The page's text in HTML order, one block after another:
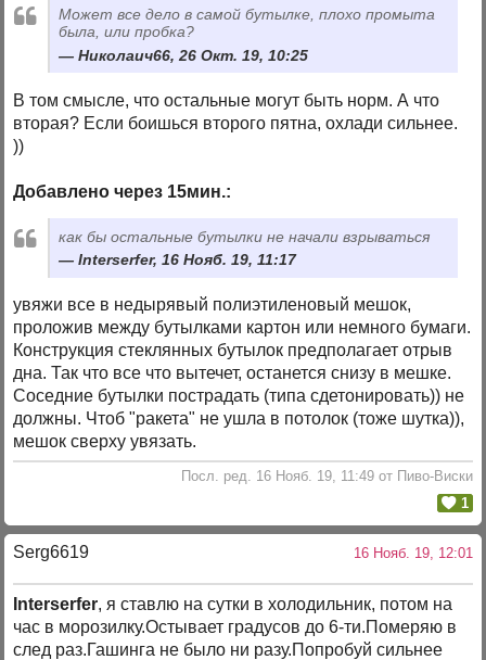
Может все дело в самой бутылке, плохо промыта
была, или пробка?
Николаич66, 26 Окт. 19, 10:25
В том смысле, что остальные могут быть норм. А что
вторая? Если боишься второго пятна, охлади сильнее.
))
Добавлено через 15мин.:
как бы остальные бутылки не начали взрываться
Interserfer, 16 Нояб. 19, 11:17
увяжи все в недырявый полиэтиленовый мешок,
проложив между бутылками картон или немного бумаги.
Конструкция стеклянных бутылок предполагает отрыв
дна. Так что все что вытечет, останется снизу в мешке.
Соседние бутылки пострадать (типа сдетонировать)) не
должны. Чтоб "ракета" не ушла в потолок (тоже шутка)),
мешок сверху увязать.
Посл. ред. 16 Нояб. 19, 11:49 от Пиво-Виски
1
Serg6619 16 Нояб. 19, 12:01
Interserfer, я ставлю на сутки в холодильник, потом на
час в морозилку.Остывает градусов до 6-ти.Померяю в
след раз.Гашинга не было ни разу.Попробуй сильнее